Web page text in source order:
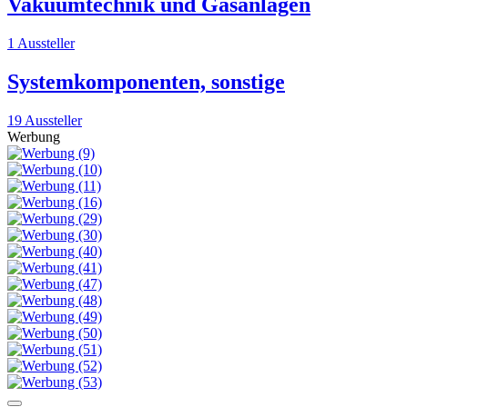
1 Aussteller
Systemkomponenten, sonstige
19 Aussteller
Werbung